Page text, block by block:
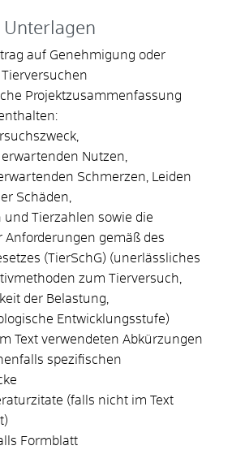
auf Genehmigung oder
Projektzusammenfassung
Nutzen,
Schmerzen, Leiden
Schäden,
und Tierzahlen sowie die
Anforderungen gemäß des
(TierSchG) (unerlässliches
zum Tierversuch,
der Belastung,
Entwicklungsstufe)
Text verwendeten Abkürzungen
spezifischen
(falls nicht im Text
Formblatt